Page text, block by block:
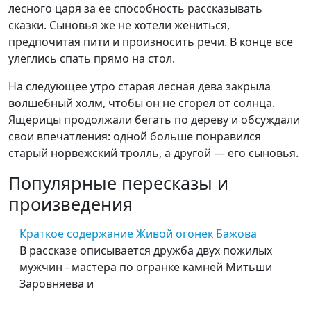
лесного царя за ее способность рассказывать
сказки. Сыновья же не хотели жениться,
предпочитая пити и произносить речи. В конце все
улеглись спать прямо на стол.
На следующее утро старая лесная дева закрыла
волшебный холм, чтобы он не сгорел от солнца.
Ящерицы продолжали бегать по дереву и обсуждали
свои впечатления: одной больше понравился
старый норвежский тролль, а другой — его сыновья.
Популярные пересказы и
произведения
Краткое содержание Живой огонек Бажова
В рассказе описывается дружба двух пожилых
мужчин - мастера по огранке камней Митьши
Заровняева и